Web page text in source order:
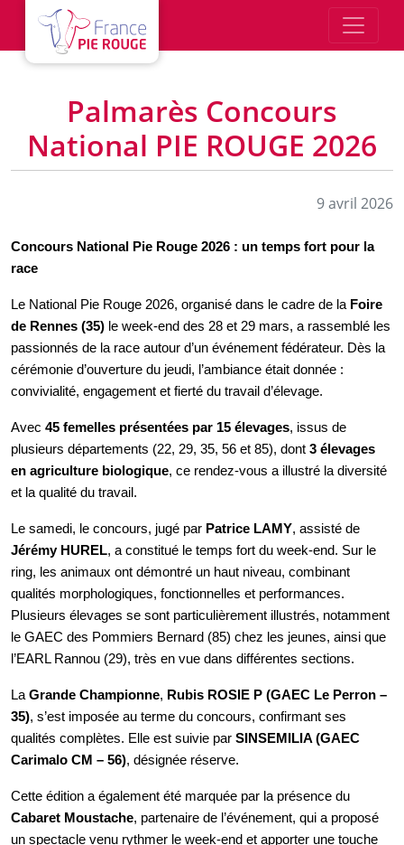
Aller au contenu principal
Palmarès Concours
National PIE ROUGE 2026
9 avril 2026
Concours National Pie Rouge 2026 : un temps fort pour la
race
Le National Pie Rouge 2026, organisé dans le cadre de la Foire
de Rennes (35) le week-end des 28 et 29 mars, a rassemblé les
passionnés de la race autour d’un événement fédérateur. Dès la
cérémonie d’ouverture du jeudi, l’ambiance était donnée :
convivialité, engagement et fierté du travail d’élevage.
Avec 45 femelles présentées par 15 élevages, issus de
plusieurs départements (22, 29, 35, 56 et 85), dont 3 élevages
en agriculture biologique, ce rendez-vous a illustré la diversité
et la qualité du travail.
Le samedi, le concours, jugé par Patrice LAMY, assisté de
Jérémy HUREL, a constitué le temps fort du week-end. Sur le
ring, les animaux ont démontré un haut niveau, combinant
qualités morphologiques, fonctionnelles et performances.
Plusieurs élevages se sont particulièrement illustrés, notamment
le GAEC des Pommiers Bernard (85) chez les jeunes, ainsi que
l’EARL Rannou (29), très en vue dans différentes sections.
La Grande Championne, Rubis ROSIE P (GAEC Le Perron –
35), s’est imposée au terme du concours, confirmant ses
qualités complètes. Elle est suivie par SINSEMILIA (GAEC
Carimalo CM – 56), désignée réserve.
Cette édition a également été marquée par la présence du
Cabaret Moustache, partenaire de l’événement, qui a proposé
un spectacle venu rythmer le week-end et apporter une touche